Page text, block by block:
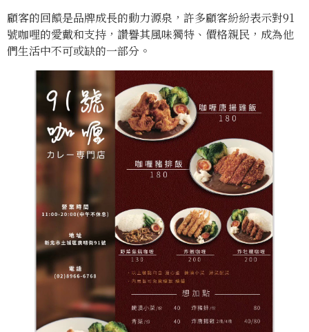
顧客的回饋是品牌成長的動力源泉，許多顧客紛紛表示對91
號咖哩的愛戴和支持，讚譽其風味獨特、價格親民，成為他
們生活中不可或缺的一部分。